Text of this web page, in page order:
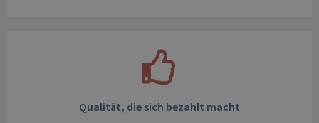
Qualität, die sich bezahlt macht